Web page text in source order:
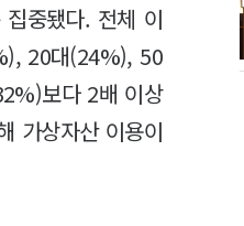
중됐다. 전체 이
20대(24%), 50
보다 2배 이상
가상자산 이용이